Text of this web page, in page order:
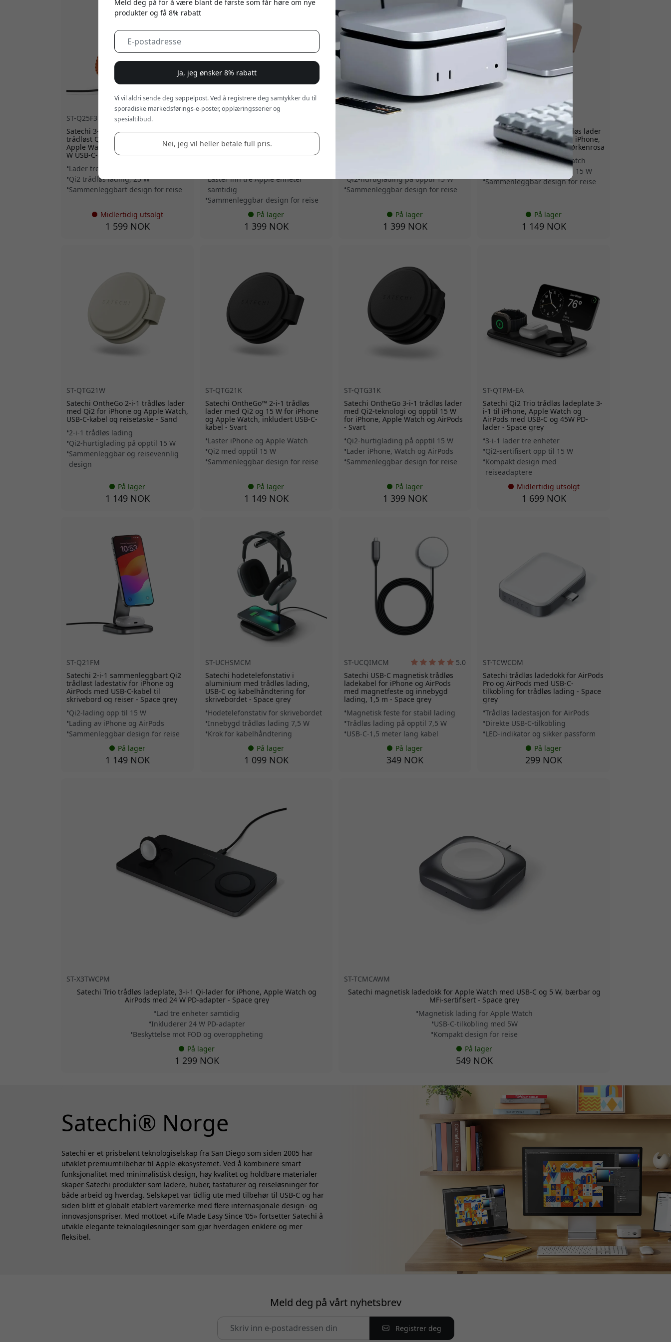
ST-Q25F31C-EA
Satechi 3-i-1 sammenleggbart
trådløst Qi2-ladestativ for iPhone,
Apple Watch og ørepropper med 45
W USB-C-adapter - Svart
Lader tre enheter trådløst
Qi2 trådløs lading, 25 W
Sammenleggbart design for reise
Midlertidig utsolgt
1 599 NOK
Satechi OntheGo 3-i-1 trådløs lader
med Qi2, USB-C og hurtiglading for
iPhone, Apple Watch og AirPods -
Ørkenrosa
Laster inn tre Apple enheter
samtidig
Sammenleggbar design for reise
På lager
1 399 NOK
Qi2-hurtiglading på opptil 15 W
Sammenleggbar design for reise
På lager
1 399 NOK
ST-QTG21R
Satechi OntheGo 2-i-1 trådløs lader
med Qi2, 15 W og USB-C til iPhone,
Apple Watch og AirPods - Ørkenrosa
Laster iPhone og Apple Watch
Qi2-hurtiglading på opptil 15 W
Sammenleggbar design for reise
På lager
1 149 NOK
ST-QTG21W
Satechi OntheGo 2-i-1 trådløs lader
med Qi2 for iPhone og Apple Watch,
USB-C-kabel og reisetaske - Sand
2-i-1 trådløs lading
Qi2-hurtiglading på opptil 15 W
Sammenleggbar og reisevennlig
design
På lager
1 149 NOK
ST-QTG21K
Satechi OntheGo™ 2-i-1 trådløs
lader med Qi2 og 15 W for iPhone
og Apple Watch, inkludert USB-C-
kabel - Svart
Laster iPhone og Apple Watch
Qi2 med opptil 15 W
Sammenleggbar design for reise
På lager
1 149 NOK
ST-QTG31K
Satechi OntheGo 3-i-1 trådløs lader
med Qi2-teknologi og opptil 15 W
for iPhone, Apple Watch og AirPods
- Svart
Qi2-hurtiglading på opptil 15 W
Lader iPhone, Watch og AirPods
Sammenleggbar design for reise
På lager
1 399 NOK
ST-QTPM-EA
Satechi Qi2 Trio trådløs ladeplate 3-
i-1 til iPhone, Apple Watch og
AirPods med USB-C og 45W PD-
lader - Space grey
3-i-1 lader tre enheter
Qi2-sertifisert opp til 15 W
Kompakt design med
reiseadaptere
Midlertidig utsolgt
1 699 NOK
ST-Q21FM
Satechi 2-i-1 sammenleggbart Qi2
trådløst ladestativ for iPhone og
AirPods med USB-C-kabel til
skrivebord og reiser - Space grey
Qi2-lading opp til 15 W
Lading av iPhone og AirPods
Sammenleggbar design for reise
På lager
1 149 NOK
ST-UCHSMCM
Satechi hodetelefonstativ i
aluminium med trådløs lading,
USB-C og kabelhåndtering for
skrivebordet - Space grey
Hodetelefonstativ for skrivebordet
Innebygd trådløs lading 7,5 W
Krok for kabelhåndtering
På lager
1 099 NOK
ST-UCQIMCM
5.0
Satechi USB-C magnetisk trådløs
ladekabel for iPhone og AirPods
med magnetfeste og innebygd
lading, 1,5 m - Space grey
Magnetisk feste for stabil lading
Trådløs lading på opptil 7,5 W
USB-C-1,5 meter lang kabel
På lager
349 NOK
ST-TCWCDM
Satechi trådløs ladedokk for AirPods
Pro og AirPods med USB-C-
tilkobling for trådløs lading - Space
grey
Trådløs ladestasjon for AirPods
Direkte USB-C-tilkobling
LED-indikator og sikker passform
På lager
299 NOK
ST-X3TWCPM
Satechi Trio trådløs ladeplate, 3-i-1 Qi-lader for iPhone, Apple Watch og
AirPods med 24 W PD-adapter - Space grey
Lad tre enheter samtidig
Inkluderer 24 W PD-adapter
Beskyttelse mot FOD og overoppheting
På lager
1 299 NOK
ST-TCMCAWM
Satechi magnetisk ladedokk for Apple Watch med USB-C og 5 W, bærbar og
MFi-sertifisert - Space grey
Magnetisk lading for Apple Watch
USB-C-tilkobling med 5W
Kompakt design for reise
På lager
549 NOK
Satechi® Norge
Satechi er et prisbelønt teknologiselskap fra San Diego som siden 2005 har
utviklet premiumtilbehør til Apple-økosystemet. Ved å kombinere smart
funksjonalitet med minimalistisk design, høy kvalitet og holdbare materialer
skaper Satechi produkter som ladere, huber, tastaturer og reiseløsninger for
både arbeid og hverdag. Selskapet var tidlig ute med tilbehør til USB-C og har
siden blitt et globalt etablert varemerke med flere internasjonale design- og
innovasjonspriser. Med mottoet «Life Made Easy Since ’05» fortsetter Satechi å
utvikle elegante teknologiløsninger som gjør hverdagen enklere og mer
fleksibel.
Meld deg på vårt nyhetsbrev
Registrer deg
Meld deg på for å være blant de første som får høre om nye
produkter og få 8% rabatt
Ja, jeg ønsker 8% rabatt
Vi vil aldri sende deg søppelpost. Ved å registrere deg samtykker du til
sporadiske markedsførings-e-poster, opplæringsserier og
spesialtilbud.
Nei, jeg vil heller betale full pris.